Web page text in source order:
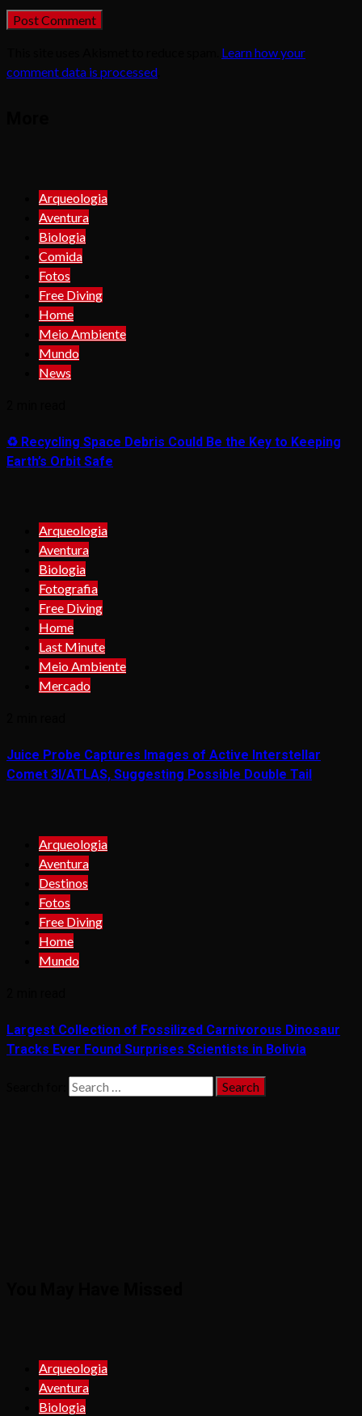
Learn how your
comment data is processed
Arqueologia
Aventura
Biologia
Comida
Fotos
Free Diving
Home
Meio Ambiente
Mundo
News
♻️ Recycling Space Debris Could Be the Key to Keeping
Earth’s Orbit Safe
Arqueologia
Aventura
Biologia
Fotografia
Free Diving
Home
Last Minute
Meio Ambiente
Mercado
Juice Probe Captures Images of Active Interstellar
Comet 3I/ATLAS, Suggesting Possible Double Tail
Arqueologia
Aventura
Destinos
Fotos
Free Diving
Home
Mundo
Largest Collection of Fossilized Carnivorous Dinosaur
Tracks Ever Found Surprises Scientists in Bolivia
Arqueologia
Aventura
Biologia